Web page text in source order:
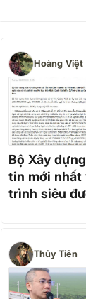
Hoàng Việt
Bộ Xây
tin mới nhất
trình siêu
tốc độ cao
Thủy Tiên